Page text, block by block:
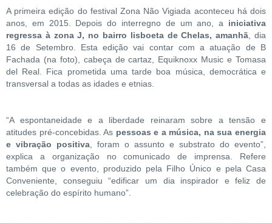
A primeira edição do festival Zona Não Vigiada aconteceu há dois
anos, em 2015. Depois do interregno de um ano, a iniciativa
regressa à zona J, no bairro lisboeta de Chelas, amanhã , dia
16 de Setembro. Esta edição vai contar com a atuação de B
Fachada (na foto), cabeça de cartaz, Equiknoxx Music e Tomasa
del Real. Fica prometida uma tarde boa música, democrática e
transversal a todas as idades e etnias.
“A espontaneidade e a liberdade reinaram sobre a tensão e
atitudes pré-concebidas. As pessoas e a música, na sua energia
e vibração positiva , foram o assunto e substrato do evento”,
explica a organização no comunicado de imprensa. Refere
também que o evento, produzido pela Filho Único e pela Casa
Conveniente, conseguiu “edificar um dia inspirador e feliz de
celebração do espírito humano”.